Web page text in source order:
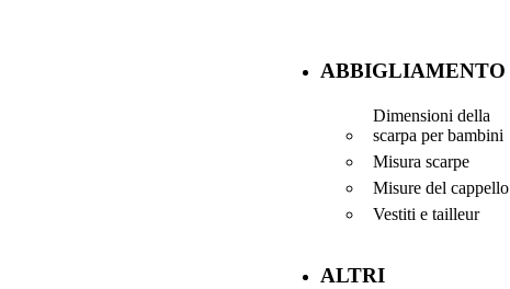
ABBIGLIAMENTO
Dimensioni della
scarpa per bambini
Misura scarpe
Misure del cappello
Vestiti e tailleur
ALTRI